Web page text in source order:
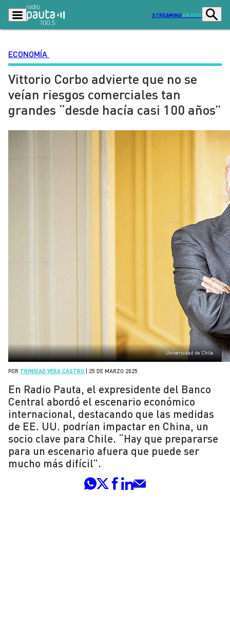
STREAMING EN VIVO
Podcasts Programas
Lo Último
Ciudad Economía
ECONOMÍA
Vittorio Corbo advierte que no se
veían riesgos comerciales tan
grandes “desde hacía casi 100 años”
Universidad de Chile
POR TRINIDAD VERA CASTRO 25 DE MARZO 2025
En Radio Pauta, el expresidente del Banco
Central abordó el escenario económico
internacional, destacando que las medidas
de EE. UU. podrían impactar en China, un
socio clave para Chile. “Hay que prepararse
para un escenario afuera que puede ser
mucho más difícil”.